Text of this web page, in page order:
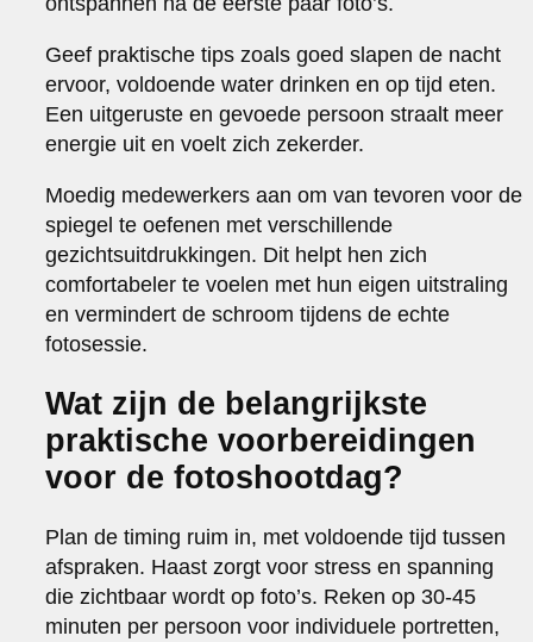
Geef praktische tips zoals goed slapen de nacht
ervoor, voldoende water drinken en op tijd eten.
Een uitgeruste en gevoede persoon straalt meer
energie uit en voelt zich zekerder.
Moedig medewerkers aan om van tevoren voor de
spiegel te oefenen met verschillende
gezichtsuitdrukkingen. Dit helpt hen zich
comfortabeler te voelen met hun eigen uitstraling
en vermindert de schroom tijdens de echte
fotosessie.
Wat zijn de belangrijkste
praktische voorbereidingen
voor de fotoshootdag?
Plan de timing ruim in, met voldoende tijd tussen
afspraken. Haast zorgt voor stress en spanning
die zichtbaar wordt op foto’s. Reken op 30-45
minuten per persoon voor individuele portretten,